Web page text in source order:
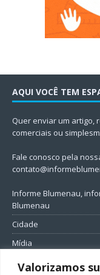
Valorizamos
AQUI VOCÊ TEM
Quer enviar um artigo,
comerciais ou
Fale conosco pela
Informe Blumenau,
Blumenau
Cidade
Mídia
Entretenimento